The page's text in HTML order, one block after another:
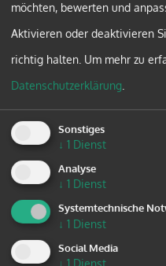
überprüfte
ihre Tauglichkeit für
Elternbildung, trat mit
Diskussion und
Beispiele.
werden und es sollte
practise Beispielen
allen teilnehmenden
darüber hinaus allen
Verfügung gestellt
möchten, bewerten und
Aktivieren oder deaktivieren
richtig halten. Um mehr zu
Datenschutzerklärung
Sonstiges
↓ 1 Dienst
Analyse
↓ 1 Dienst
Systemtechnische
↓ 1 Dienst
Social Media
↓ 1 Dienst